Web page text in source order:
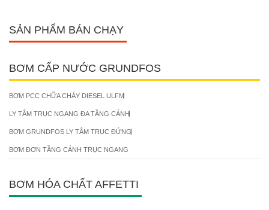
SẢN PHẨM BÁN CHẠY
BƠM CẤP NƯỚC GRUNDFOS
BƠM PCC CHỮA CHÁY DIESEL ULFM
LY TÂM TRỤC NGANG ĐA TẦNG CÁNH
BƠM GRUNDFOS LY TÂM TRỤC ĐỨNG
BƠM ĐƠN TẦNG CÁNH TRỤC NGANG
BƠM HÓA CHẤT AFFETTI